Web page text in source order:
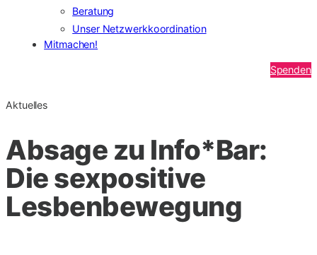
Beratung
Unser Netzwerkkoordination
Mitmachen!
Spenden
Aktuelles
Absage zu Info*Bar:
Die sexpositive
Lesbenbewegung